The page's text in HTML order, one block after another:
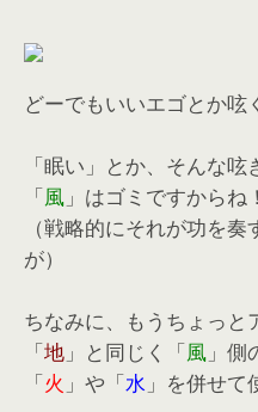
どーでもいいエゴとか呟
「眠い」とか、そんな
「風 」はゴミですからね
（戦略的にそれが功を
が）
ちなみに、もうちょっと
「地 」と同じく「風 」側
「火 」や「水 」を併せて